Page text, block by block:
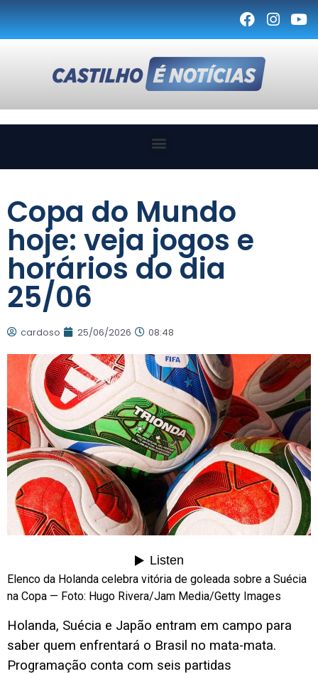
Copa do Mundo
hoje: veja jogos e
horários do dia
25/06
cardoso 25/06/2026 08:48
Elenco da Holanda celebra vitória de goleada sobre a Suécia
na Copa — Foto: Hugo Rivera/Jam Media/Getty Images
Holanda, Suécia e Japão entram em campo para
saber quem enfrentará o Brasil no mata-mata.
Programação conta com seis partidas